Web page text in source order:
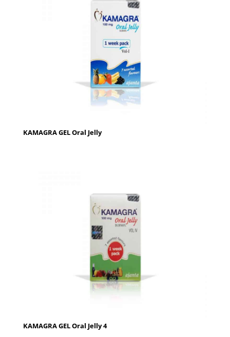
KAMAGRA GEL Oral Jelly
KAMAGRA GEL Oral Jelly 4